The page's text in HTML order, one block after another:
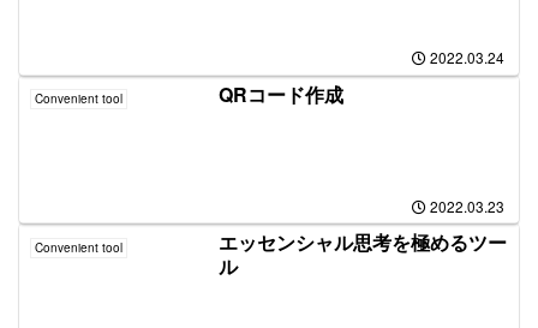
2022.03.24
Convenient tool QRコード作成
2022.03.23
Convenient tool
エッセンシャル思考を極めるツー
ル